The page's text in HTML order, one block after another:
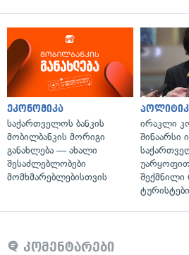
ეკონომიკა
საქართველოს ბანკის
მობილბანკის მორიგი
განახლება — ახალი
შესაძლებლობები
მომხმარებლებისთვის
ირაკლი
შინაარსი
შექმნილი
კომენტარები